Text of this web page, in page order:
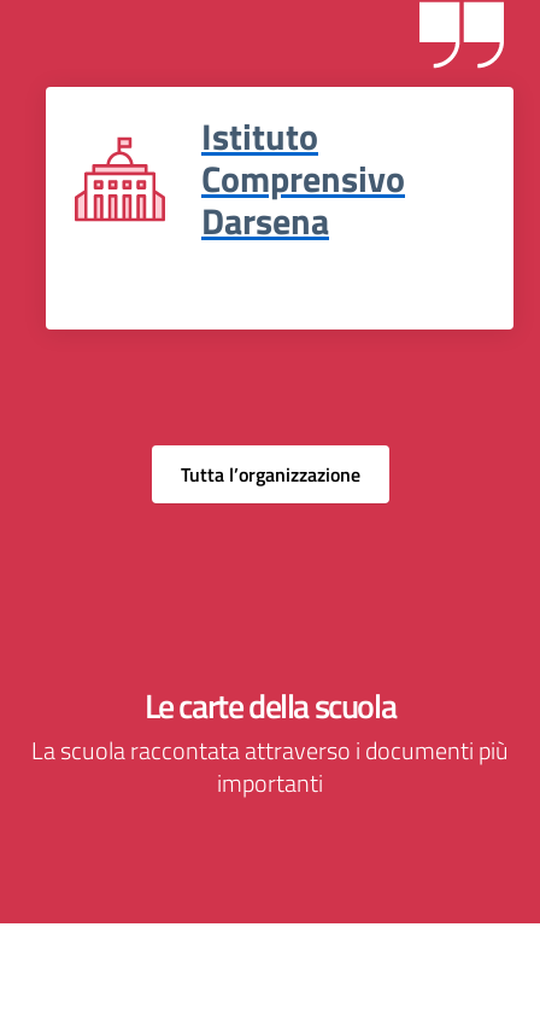
Istituto
Comprensivo
Darsena
Tutta l’organizzazione
Le carte della scuola
La scuola raccontata attraverso i documenti più
importanti